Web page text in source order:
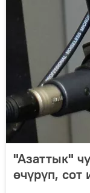
"Азаттык"
өчүрүп, сот